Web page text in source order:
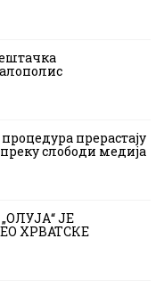
прерастају
слободи медија
ЈЕ
ХРВАТСКЕ